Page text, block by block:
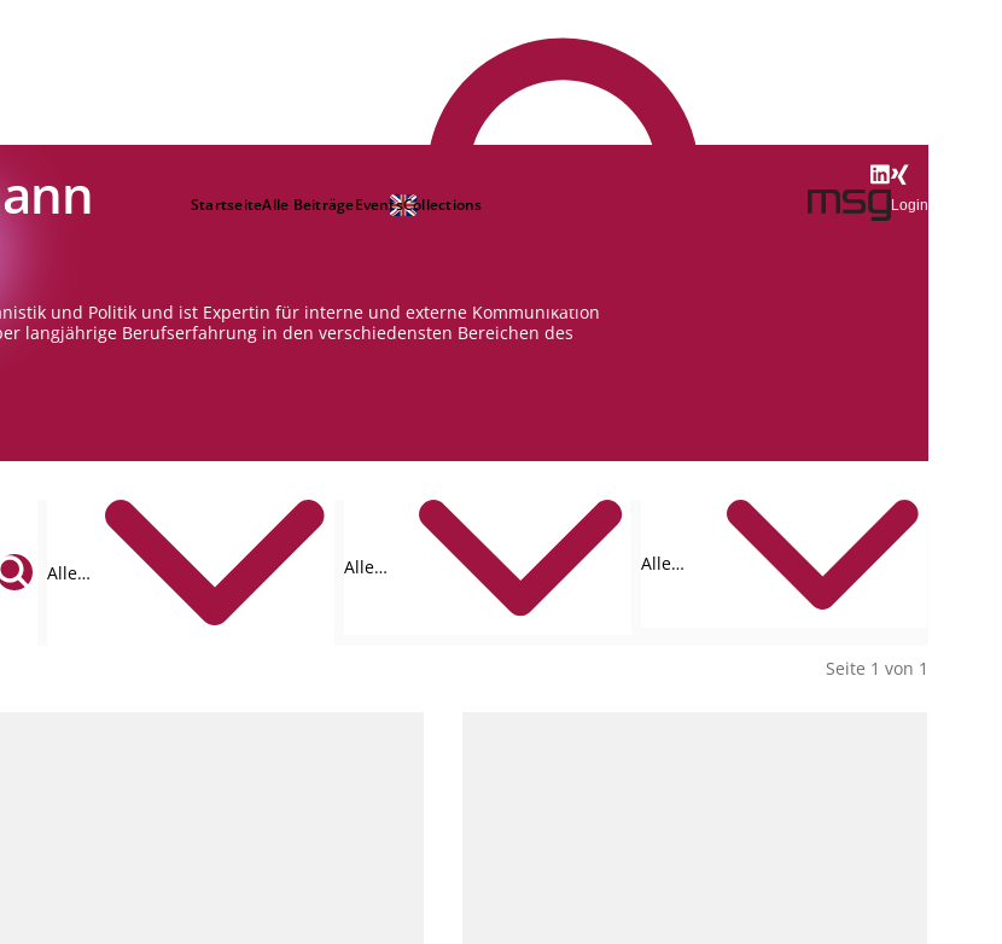
StartseiteAlle BeiträgeEventsCollections Login
und Politik und ist Expertin für interne und externe Kommunikation
langjährige Berufserfahrung in den verschiedensten Bereichen des
Alle
Alle
Alle
Seite 1 von 1